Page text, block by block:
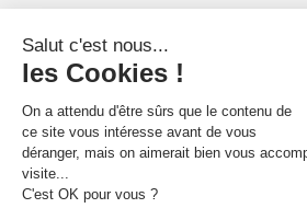
contact@imagodei.fr
FAIRE UN DON